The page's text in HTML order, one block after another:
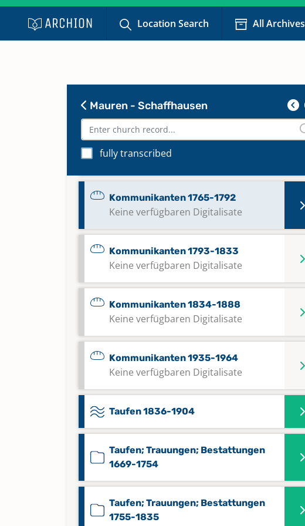
Location Search All Archives
Mauren - Schaffhausen
fully transcribed
Keine verfügbaren Digitalisate
Kommunikanten 1748-1764
Keine verfügbaren Digitalisate
Kommunikanten 1765-1792
Keine verfügbaren Digitalisate
Kommunikanten 1793-1833
Keine verfügbaren Digitalisate
Kommunikanten 1834-1888
Keine verfügbaren Digitalisate
Kommunikanten 1935-1964
Keine verfügbaren Digitalisate
Taufen 1836-1904
Taufen; Trauungen; Bestattungen
1669-1754
Taufen; Trauungen; Bestattungen
1755-1835